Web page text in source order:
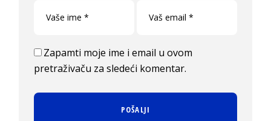
Zapamti moje ime i email u ovom
pretraživaču za sledeći komentar.